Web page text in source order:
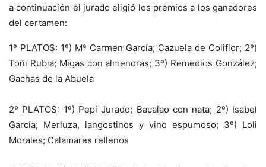
a continuación el jurado eligió los premios a los ganadores
del certamen:
1º PLATOS: 1º) Mª Carmen García; Cazuela de Coliflor; 2º)
Toñi Rubia; Migas con almendras; 3º) Remedios González;
Gachas de la Abuela
2º PLATOS: 1º) Pepi Jurado; Bacalao con nata; 2º) Isabel
García; Merluza, langostinos y vino espumoso; 3º) Loli
Morales; Calamares rellenos